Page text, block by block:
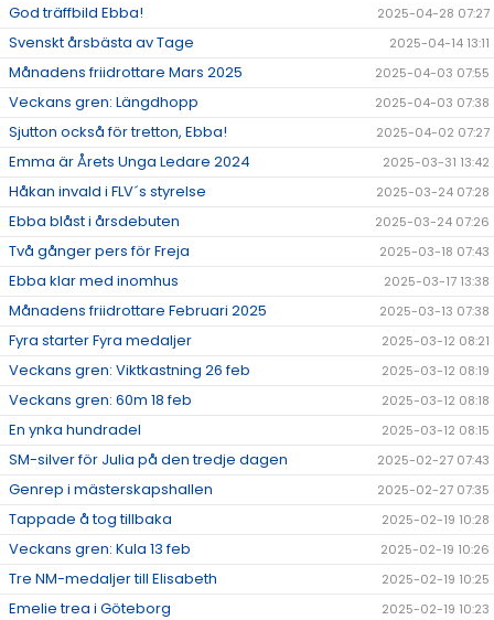
God träffbild Ebba! 2025-04-28 07:27
Svenskt årsbästa av Tage 2025-04-14 13:11
Månadens friidrottare Mars 2025 2025-04-03 07:55
Veckans gren: Längdhopp 2025-04-03 07:38
Sjutton också för tretton, Ebba! 2025-04-02 07:27
Emma är Årets Unga Ledare 2024 2025-03-31 13:42
Håkan invald i FLV´s styrelse 2025-03-24 07:28
Ebba blåst i årsdebuten 2025-03-24 07:26
Två gånger pers för Freja 2025-03-18 07:43
Ebba klar med inomhus 2025-03-17 13:38
Månadens friidrottare Februari 2025 2025-03-13 07:38
Fyra starter Fyra medaljer 2025-03-12 08:21
Veckans gren: Viktkastning 26 feb 2025-03-12 08:19
Veckans gren: 60m 18 feb 2025-03-12 08:18
En ynka hundradel 2025-03-12 08:15
SM-silver för Julia på den tredje dagen 2025-02-27 07:43
Genrep i mästerskapshallen 2025-02-27 07:35
Tappade å tog tillbaka 2025-02-19 10:28
Veckans gren: Kula 13 feb 2025-02-19 10:26
Tre NM-medaljer till Elisabeth 2025-02-19 10:25
Emelie trea i Göteborg 2025-02-19 10:23